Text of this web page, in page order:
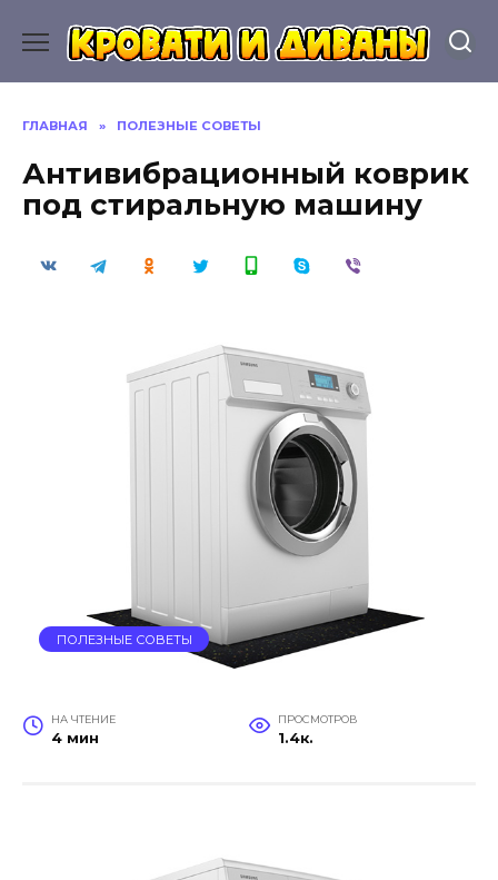
содержанию
ГЛАВНАЯ » ПОЛЕЗНЫЕ СОВЕТЫ
Антивибрационный коврик
под стиральную машину
ПОЛЕЗНЫЕ СОВЕТЫ
НА ЧТЕНИЕ
4 мин
ПРОСМОТРОВ
1.4к.